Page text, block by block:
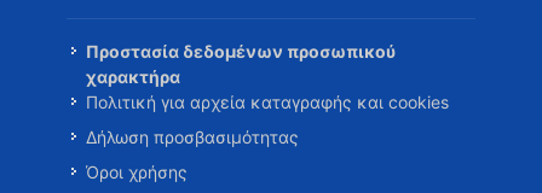
Προστασία δεδομένων προσωπικού
χαρακτήρα
Πολιτική για αρχεία καταγραφής και cookies
Δήλωση προσβασιμότητας
Όροι χρήσης